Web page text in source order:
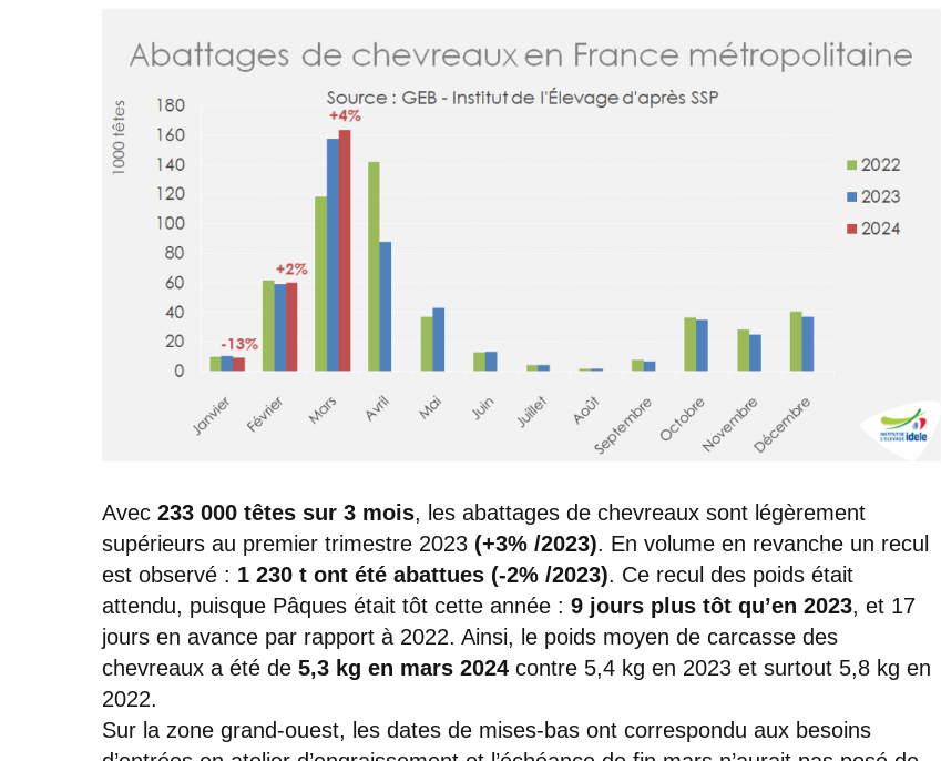
Avec 233 000 têtes sur 3 mois, les abattages de chevreaux sont légèrement
supérieurs au premier trimestre 2023 (+3% /2023). En volume en revanche un recul
est observé : 1 230 t ont été abattues (-2% /2023). Ce recul des poids était
attendu, puisque Pâques était tôt cette année : 9 jours plus tôt qu’en 2023, et 17
jours en avance par rapport à 2022. Ainsi, le poids moyen de carcasse des
chevreaux a été de 5,3 kg en mars 2024 contre 5,4 kg en 2023 et surtout 5,8 kg en
2022.
Sur la zone grand-ouest, les dates de mises-bas ont correspondu aux besoins